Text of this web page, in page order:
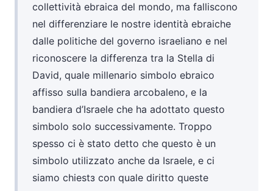
collettività ebraica del mondo, ma falliscono
nel differenziare le nostre identità ebraiche
dalle politiche del governo israeliano e nel
riconoscere la differenza tra la Stella di
David, quale millenario simbolo ebraico
affisso sulla bandiera arcobaleno, e la
bandiera d’Israele che ha adottato questo
simbolo solo successivamente. Troppo
spesso ci è stato detto che questo è un
simbolo utilizzato anche da Israele, e ci
siamo chiestз con quale diritto queste